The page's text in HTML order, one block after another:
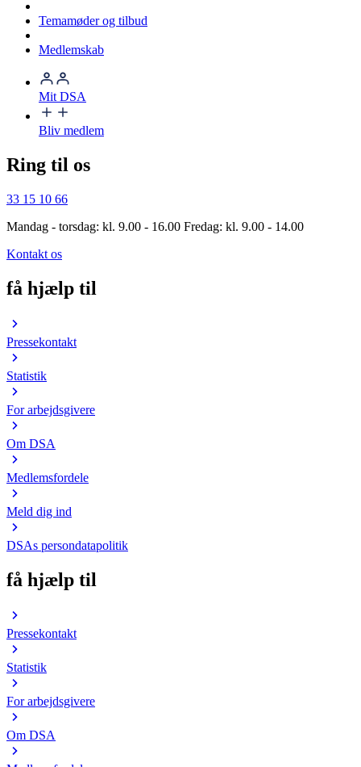
Temamøder og tilbud
Medlemskab
Mit DSA
Bliv medlem
Ring til os
33 15 10 66
Mandag - torsdag: kl. 9.00 - 16.00 Fredag: kl. 9.00 - 14.00
Kontakt os
få hjælp til
Pressekontakt
Statistik
For arbejdsgivere
Om DSA
Medlemsfordele
Meld dig ind
DSAs persondatapolitik
få hjælp til
Pressekontakt
Statistik
For arbejdsgivere
Om DSA